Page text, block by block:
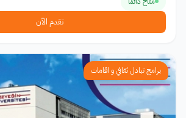
تقدم الآن
برامج تبادل ثقافي و اقامات